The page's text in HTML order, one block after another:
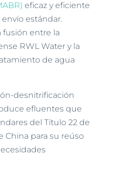
eficaz y eficiente
estándar.
fusión entre la
RWL Water y la
de agua
desnitrificación
efluentes que
del Título 22 de
China para su reúso